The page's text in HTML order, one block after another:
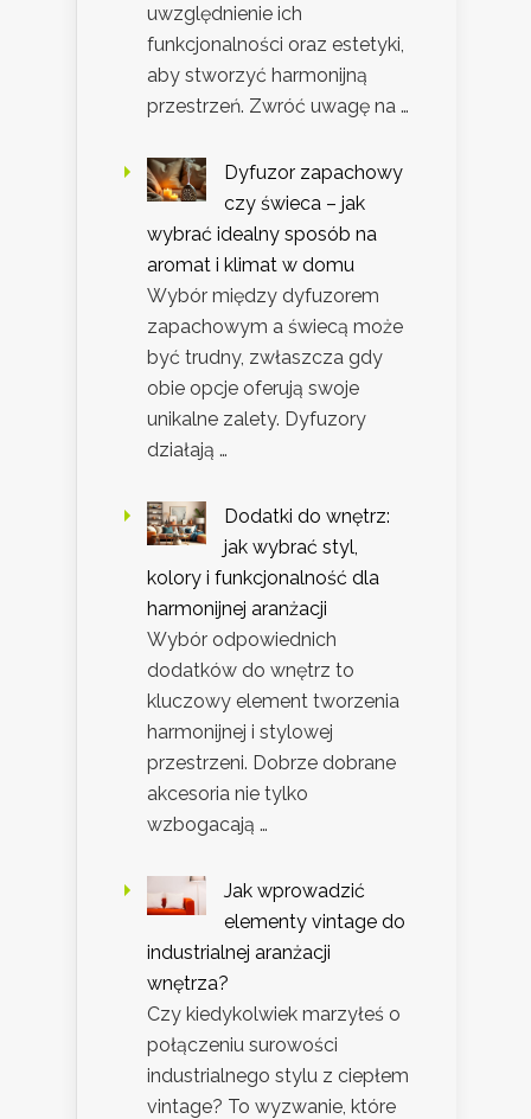
uwzględnienie ich
funkcjonalności oraz estetyki,
aby stworzyć harmonijną
przestrzeń. Zwróć uwagę na …
Dyfuzor zapachowy
czy świeca – jak
wybrać idealny sposób na
aromat i klimat w domu
Wybór między dyfuzorem
zapachowym a świecą może
być trudny, zwłaszcza gdy
obie opcje oferują swoje
unikalne zalety. Dyfuzory
działają …
Dodatki do wnętrz:
jak wybrać styl,
kolory i funkcjonalność dla
harmonijnej aranżacji
Wybór odpowiednich
dodatków do wnętrz to
kluczowy element tworzenia
harmonijnej i stylowej
przestrzeni. Dobrze dobrane
akcesoria nie tylko
wzbogacają …
Jak wprowadzić
elementy vintage do
industrialnej aranżacji
wnętrza?
Czy kiedykolwiek marzyłeś o
połączeniu surowości
industrialnego stylu z ciepłem
vintage? To wyzwanie, które